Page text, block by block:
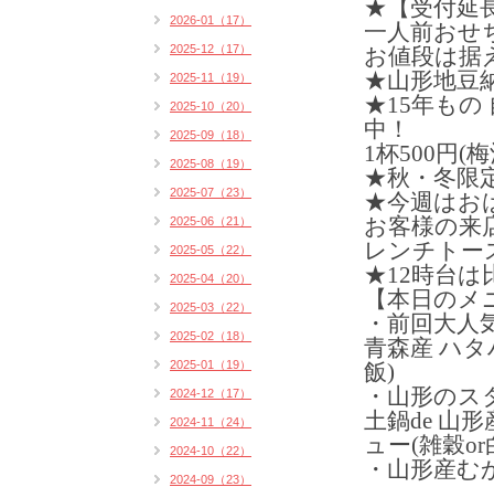
★【受付延
一人前おせ
お値段は据
★山形地豆
★15年もの
中！
1杯500円(
★秋・冬限
★今週はお
お客様の来
レンチトー
★12時台は
【本日の
・前回大人
青森産 ハ
飯)
・山形のス
土鍋de 山
ュー(雑穀or
・山形産
2026-01（17）
2025-12（17）
2025-11（19）
2025-10（20）
2025-09（18）
2025-08（19）
2025-07（23）
2025-06（21）
2025-05（22）
2025-04（20）
2025-03（22）
2025-02（18）
2025-01（19）
2024-12（17）
2024-11（24）
2024-10（22）
2024-09（23）